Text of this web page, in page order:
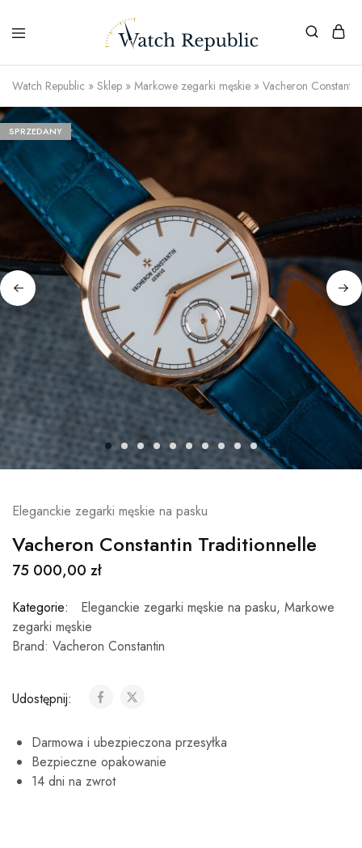
Watch Republic » Sklep » Markowe zegarki męskie » Vacheron
SPRZEDANY
Eleganckie zegarki męskie na pasku
Vacheron Constantin Traditionnelle
75 000,00 zł
Kategorie: Eleganckie zegarki męskie na pasku, Markowe
zegarki męskie
Brand: Vacheron Constantin
Udostępnij:
Darmowa i ubezpieczona przesyłka
Bezpieczne opakowanie
14 dni na zwrot